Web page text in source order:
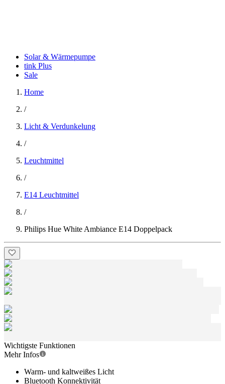
Solar & Wärmepumpe
tink Plus
Sale
Home
/
Licht & Verdunkelung
/
Leuchtmittel
/
E14 Leuchtmittel
/
Philips Hue White Ambiance E14 Doppelpack
Wichtigste Funktionen
Mehr Infos
Warm- und kaltweißes Licht
Bluetooth Konnektivität